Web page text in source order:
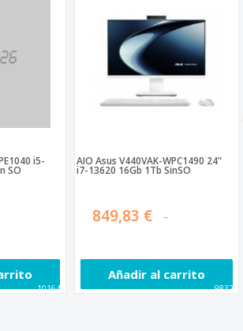
i5-
SO
101642
AIO Asus V440VAK-WPC1490 24"
i7-13620 16Gb 1Tb SinSO
849,83 €
Añadir al carrito
98328